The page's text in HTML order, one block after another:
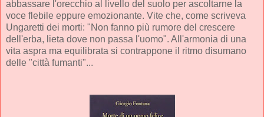
abbassare l'orecchio al livello del suolo per ascoltarne la
voce flebile eppure emozionante. Vite che, come scriveva
Ungaretti dei morti: "Non fanno più rumore del crescere
dell'erba, lieta dove non passa l'uomo". All'armonia di una
vita aspra ma equilibrata si contrappone il ritmo disumano
delle "città fumanti"...